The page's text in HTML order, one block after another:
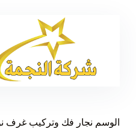
الوسم نجار فك وتركيب غرف